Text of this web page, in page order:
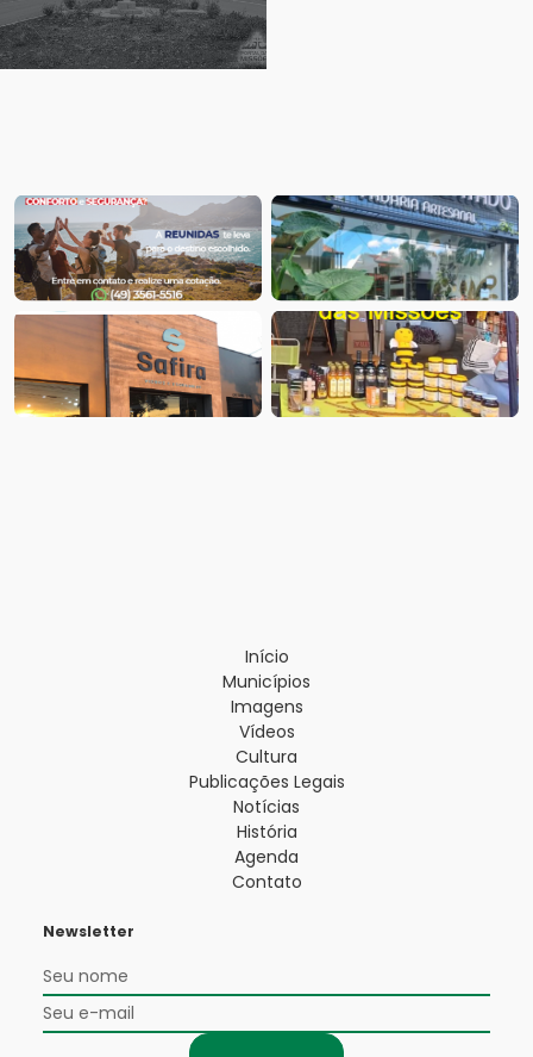
Início
Municípios
Imagens
Vídeos
Cultura
Publicações Legais
Notícias
História
Agenda
Contato
Newsletter